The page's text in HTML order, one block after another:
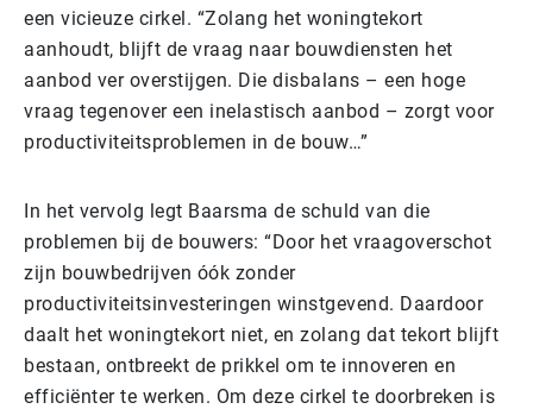
een vicieuze cirkel. “Zolang het woningtekort
aanhoudt, blijft de vraag naar bouwdiensten het
aanbod ver overstijgen. Die disbalans – een hoge
vraag tegenover een inelastisch aanbod – zorgt voor
productiviteitsproblemen in de bouw…”
In het vervolg legt Baarsma de schuld van die
problemen bij de bouwers: “Door het vraagoverschot
zijn bouwbedrijven óók zonder
productiviteitsinvesteringen winstgevend. Daardoor
daalt het woningtekort niet, en zolang dat tekort blijft
bestaan, ontbreekt de prikkel om te innoveren en
efficiënter te werken. Om deze cirkel te doorbreken is